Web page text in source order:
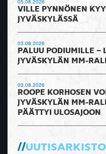
05.08.2026
VILLE PYNNÖNEN
JYVÄSKYLÄSSÄ
03.08.2026
PALUU PODIUMILLE –
JYVÄSKYLÄN MM-
03.08.2026
ROOPE KORHOSEN
JYVÄSKYLÄN MM-
PÄÄTTYI ULOSAJOON
UUTISARKISTO